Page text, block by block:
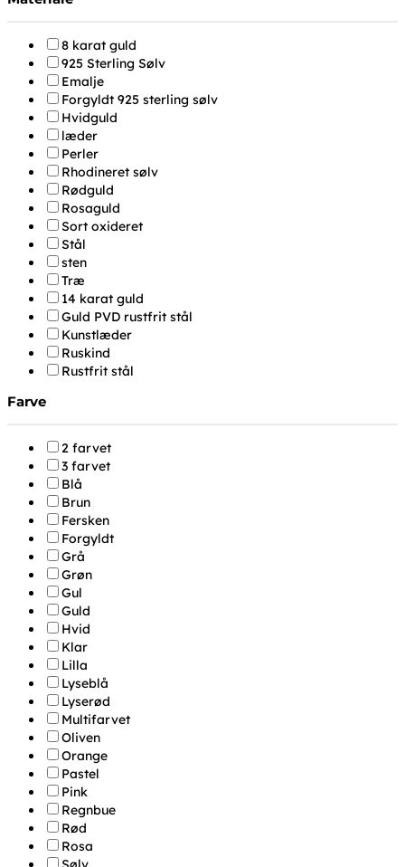
8 karat guld
925 Sterling Sølv
Emalje
Forgyldt 925 sterling sølv
Hvidguld
læder
Perler
Rhodineret sølv
Rødguld
Rosaguld
Sort oxideret
Stål
sten
Træ
14 karat guld
Guld PVD rustfrit stål
Kunstlæder
Ruskind
Rustfrit stål
Farve
2 farvet
3 farvet
Blå
Brun
Fersken
Forgyldt
Grå
Grøn
Gul
Guld
Hvid
Klar
Lilla
Lyseblå
Lyserød
Multifarvet
Oliven
Orange
Pastel
Pink
Regnbue
Rød
Rosa